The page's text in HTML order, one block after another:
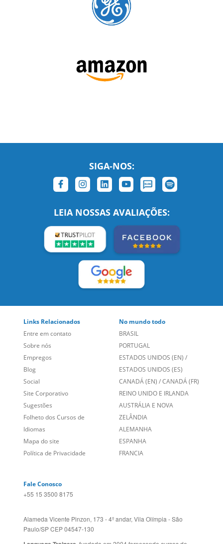
SIGA-NOS:
LEIA NOSSAS AVALIAÇÕES:
Links Relacionados
Entre em contato
Sobre nós
Empregos
Blog
Social
Site Corporativo
Sugestões
Folheto dos Cursos de
Idiomas
Mapa do site
No mundo todo
BRASIL
PORTUGAL
ESTADOS UNIDOS (EN)
ESTADOS UNIDOS (ES)
CANADÁ (EN) / CANADÁ (FR)
REINO UNIDO E IRLANDA
AUSTRÁLIA E NOVA
ZELÂNDIA
ALEMANHA
ESPANHA
Fale Conosco
Alameda Vicente Pinzon, 173 - 4º andar, Vila Olímpia - São
Paulo/SP CEP 04547-130